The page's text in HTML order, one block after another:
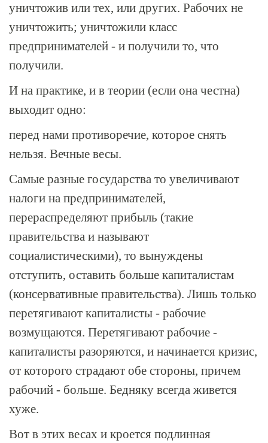
уничтожив или тех, или других. Рабочих не
уничтожить; уничтожили класс
предпринимателей - и получили то, что
получили.
И на практике, и в теории (если она честна)
выходит одно:
перед нами противоречие, которое снять
нельзя. Вечные весы.
Самые разные государства то увеличивают
налоги на предпринимателей,
перераспределяют прибыль (такие
правительства и называют
социалистическими), то вынуждены
отступить, оставить больше капиталистам
(консервативные правительства). Лишь только
перетягивают капиталисты - рабочие
возмущаются. Перетягивают рабочие -
капиталисты разоряются, и начинается кризис,
от которого страдают обе стороны, причем
рабочий - больше. Бедняку всегда живется
хуже.
Вот в этих весах и кроется подлинная